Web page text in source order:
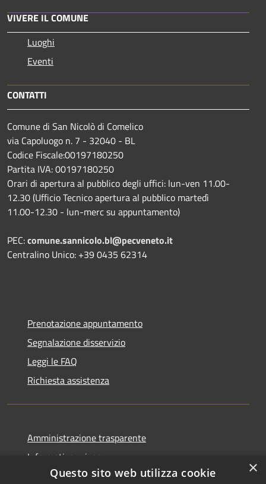
VIVERE IL COMUNE
Luoghi
Eventi
CONTATTI
Comune di San Nicolò di Comelico
via Capoluogo n. 7 - 32040 - BL
Codice Fiscale:00197180250
Partita IVA: 00197180250
Orari di apertura al pubblico degli uffici: lun-ven 11.00-
12.30 (Ufficio Tecnico apertura al pubblico martedì
11.00-12.30 - lun-merc su appuntamento)
PEC:comune.sannicolo.bl@pecveneto.it
Centralino Unico: +39 0435 62314
Prenotazione appuntamento
Segnalazione disservizio
Leggi le FAQ
Richiesta assistenza
Amministrazione trasparente
Informativa privacy
Note legali
×
Questo sito web utilizza cookie